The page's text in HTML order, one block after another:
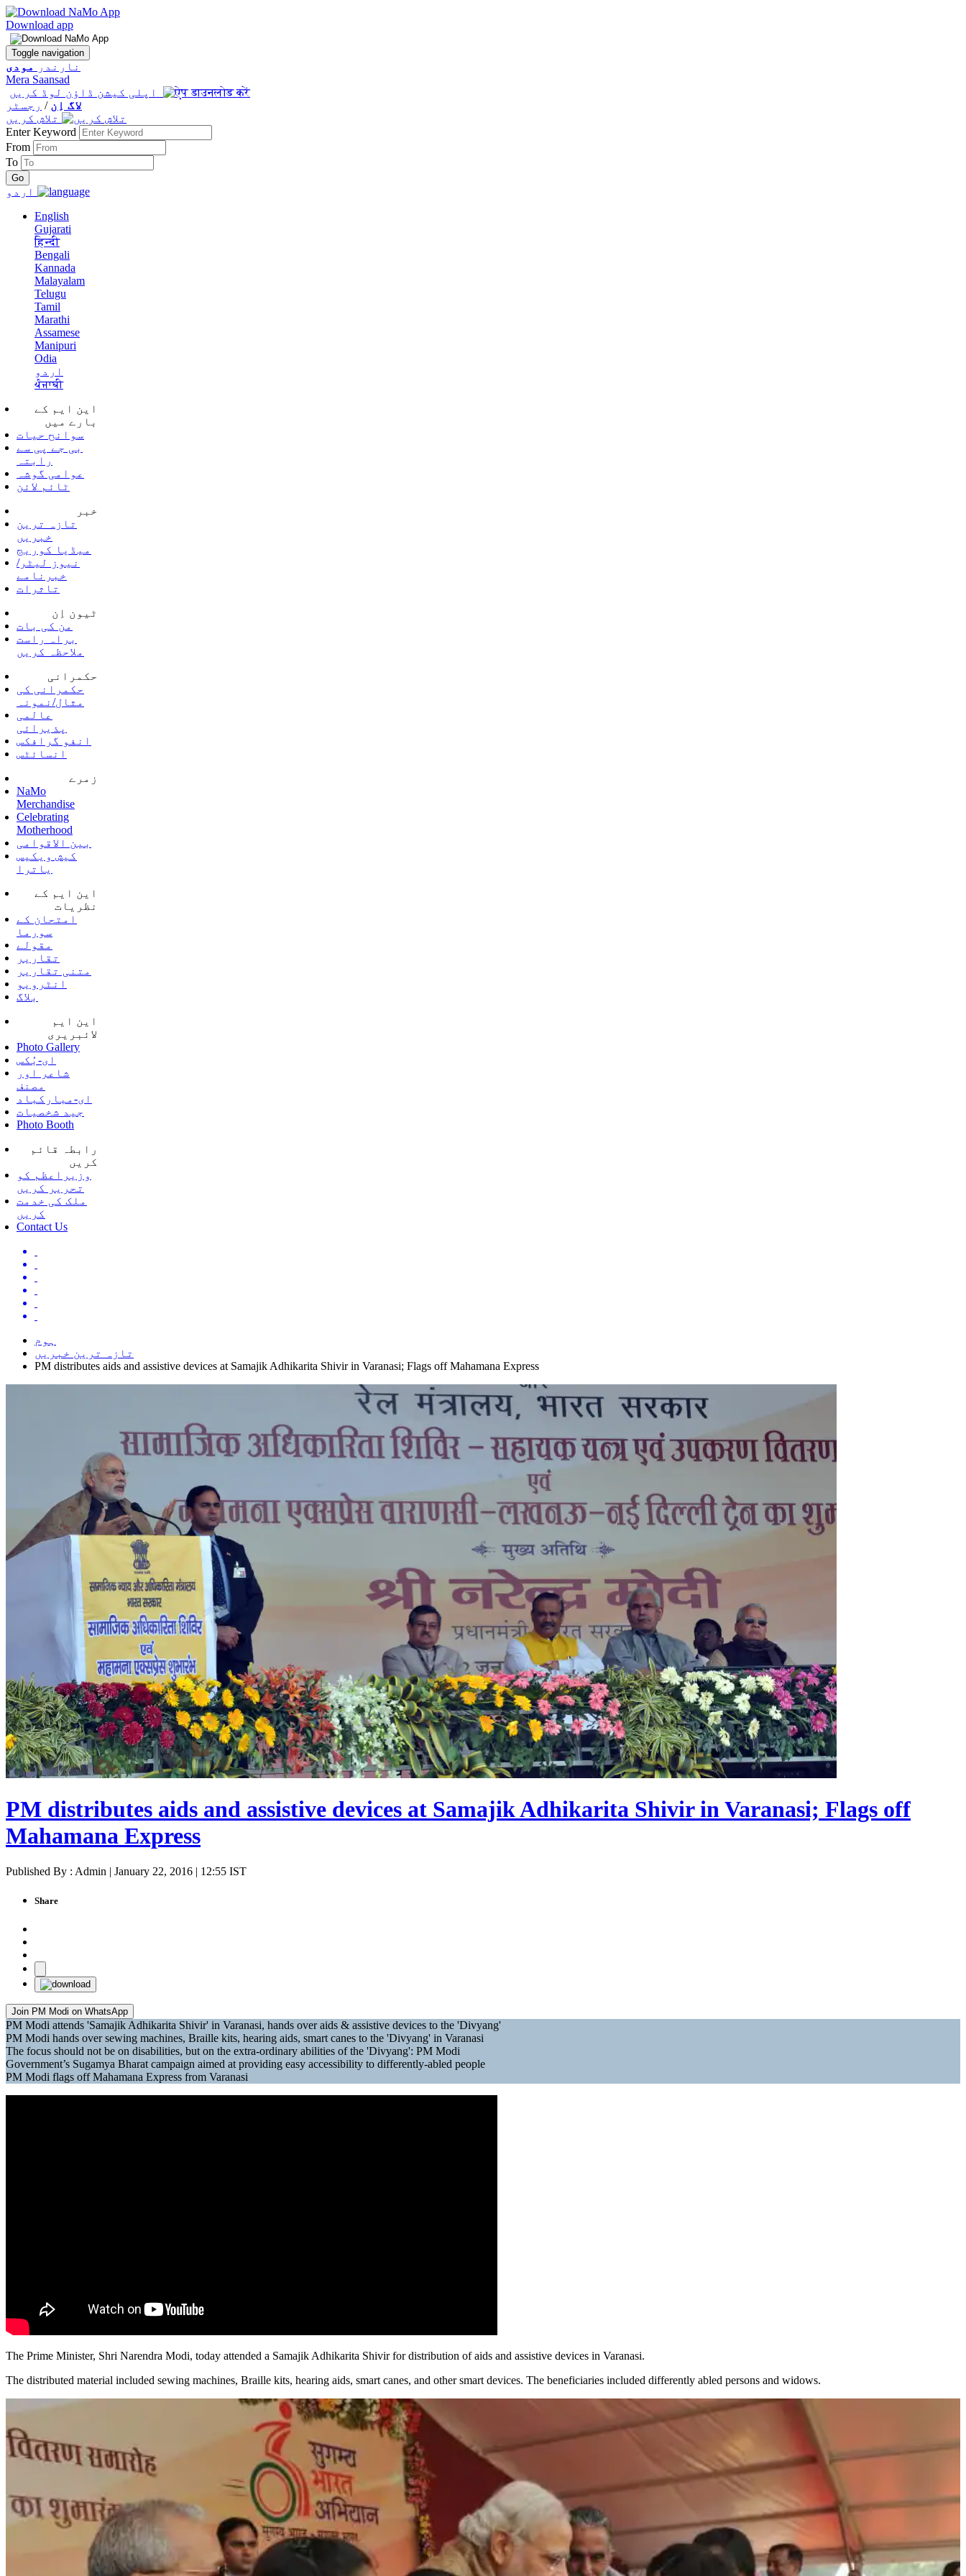
Download app
Toggle navigation
نارندر
مودی
Mera Saansad
اپلی کیشن ڈاؤن لوڈ کریں
لاگ اِن / رجسٹر
Enter Keyword
From
To
English
Gujarati
हिन्दी
Bengali
Kannada
Malayalam
Telugu
Tamil
Marathi
Assamese
Manipuri
Odia
اردو
ਪੰਜਾਬੀ
این ایم کے
بارے میں
سوانح حیات
بی جے پی سے
رابتہ
عوامی گوشہ
ٹائم لائن
خبر
تازہ ترین
خبریں
میڈیا کوریج
نیوز لیٹر/
خبرنامے
تاثرات
ٹیون اِن
من کی بات
براہ راست
ملاحظہ کریں
حکمرانی
حکمرانی کی
مثال/نمونہ
عالمی
پذیرائی
انفو گرافکس
انسائٹس
زمرے
NaMo
Merchandise
Celebrating
Motherhood
بین الاقوامی
کیش ویکیس
یاترا
این ایم کے
نظریات
امتحان کے
سورما
مقولے
تقاریر
متنی تقاریر
انٹرویو
بلاگ
این ایم
لائبریری
Photo Gallery
ای-بُکس
شاعر اور
مصنف
ای-مبارکباد
جید شخصیات
Photo Booth
رابطہ قائم
کریں
وزیراعظم کو
تحریر کریں
ملک کی خدمت
کریں
Contact Us
ہوم
تازہ ترین خبریں
PM distributes aids and assistive devices at Samajik Adhikarita Shivir in Varanasi; Flags off Mahamana Express
PM distributes aids and assistive devices at Samajik Adhikarita Shivir in Varanasi; Flags off
Mahamana Express
Published By : Admin | January 22, 2016 | 12:55 IST
Share
Join PM Modi on WhatsApp
PM Modi attends 'Samajik Adhikarita Shivir' in Varanasi, hands over aids & assistive devices to the 'Divyang'
PM Modi hands over sewing machines, Braille kits, hearing aids, smart canes to the 'Divyang' in Varanasi
The focus should not be on disabilities, but on the extra-ordinary abilities of the 'Divyang': PM Modi
Government’s Sugamya Bharat campaign aimed at providing easy accessibility to differently-abled people
PM Modi flags off Mahamana Express from Varanasi
The Prime Minister, Shri Narendra Modi, today attended a Samajik Adhikarita Shivir for distribution of aids and assistive devices in Varanasi.
The distributed material included sewing machines, Braille kits, hearing aids, smart canes, and other smart devices. The beneficiaries included differently abled persons and widows.